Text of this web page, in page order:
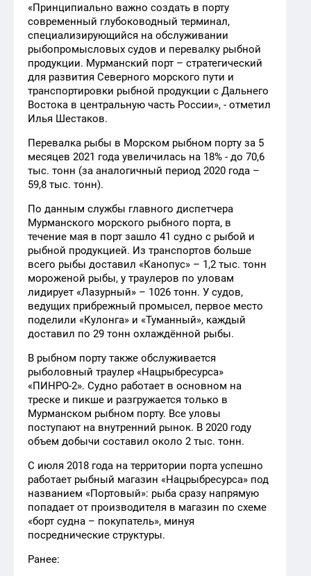
«Принципиально важно создать в порту
современный глубоководный терминал,
специализирующийся на обслуживании
рыбопромысловых судов и перевалку рыбной
продукции. Мурманский порт – стратегический
для развития Северного морского пути и
транспортировки рыбной продукции с Дальнего
Востока в центральную часть России», - отметил
Илья Шестаков.
Перевалка рыбы в Морском рыбном порту за 5
месяцев 2021 года увеличилась на 18% - до 70,6
тыс. тонн (за аналогичный период 2020 года –
59,8 тыс. тонн).
По данным службы главного диспетчера
Мурманского морского рыбного порта, в
течение мая в порт зашло 41 судно с рыбой и
рыбной продукцией. Из транспортов больше
всего рыбы доставил «Канопус» – 1,2 тыс. тонн
мороженой рыбы, у траулеров по уловам
лидирует «Лазурный» – 1026 тонн. У судов,
ведущих прибрежный промысел, первое место
поделили «Кулонга» и «Туманный», каждый
доставил по 29 тонн охлаждённой рыбы.
В рыбном порту также обслуживается
рыболовный траулер «Нацрыбресурса»
«ПИНРО-2». Судно работает в основном на
треске и пикше и разгружается только в
Мурманском рыбном порту. Все уловы
поступают на внутренний рынок. В 2020 году
объем добычи составил около 2 тыс. тонн.
С июля 2018 года на территории порта успешно
работает рыбный магазин «Нацрыбресурса» под
названием «Портовый»: рыба сразу напрямую
попадает от производителя в магазин по схеме
«борт судна – покупатель», минуя
посреднические структуры.
Ранее: